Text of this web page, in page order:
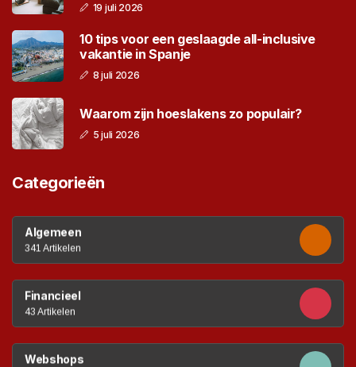
19 juli 2026
10 tips voor een geslaagde all-inclusive
vakantie in Spanje
8 juli 2026
Waarom zijn hoeslakens zo populair?
5 juli 2026
Categorieën
Algemeen
341 Artikelen
Financieel
43 Artikelen
Webshops